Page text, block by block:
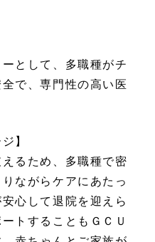
として、多職種がチ
で、専門性の高い医
】
るため、多職種で密
ながらケアにあたっ
心して退院を迎えら
トすることもＧＣＵ